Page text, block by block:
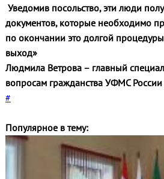
Уведомив посольство, эти люди
документов, которые необходимо
по окончании это долгой процедуры
выход»
Людмила Ветрова – главный
вопросам гражданства УФМС
#
Популярное в тему: